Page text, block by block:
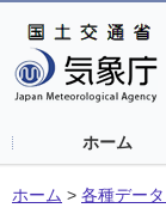
ホーム
ホーム > 各種デー